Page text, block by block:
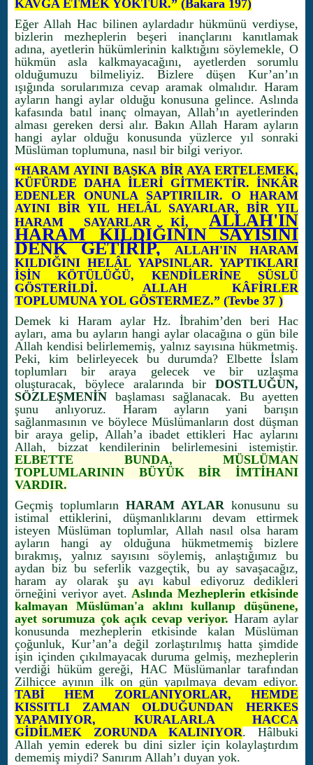
KAVGA ETMEK YOKTUR.” (Bakara 197)
Eğer Allah Hac bilinen aylardadır hükmünü verdiyse,
bizlerin mezheplerin beşeri inançlarını kanıtlamak
adına, ayetlerin hükümlerinin kalktığını söylemekle, O
hükmün asla kalkmayacağını, ayetlerden sorumlu
olduğumuzu bilmeliyiz. Bizlere düşen Kur’an’ın
ışığında sorularımıza cevap aramak olmalıdır. Haram
ayların hangi aylar olduğu konusuna gelince. Aslında
kafasında batıl inanç olmayan, Allah’ın ayetlerinden
alması gereken dersi alır. Bakın Allah Haram ayların
hangi aylar olduğu konusunda yüzlerce yıl sonraki
Müslüman toplumuna, nasıl bir bilgi veriyor.
“HARAM AYINI BAŞKA BİR AYA ERTELEMEK,
KÜFÜRDE DAHA İLERİ GİTMEKTİR. İNKÂR
EDENLER ONUNLA SAPTIRILIR. O HARAM
AYINI BİR YIL HELÂL SAYARLAR, BİR YIL
HARAM SAYARLAR Kİ, ALLAH'IN
HARAM KILDIĞININ SAYISINI
DENK GETİRİP,ALLAH'IN HARAM
KILDIĞINI HELÂL YAPSINLAR. YAPTIKLARI
İŞİN KÖTÜLÜĞÜ, KENDİLERİNE SÜSLÜ
GÖSTERİLDİ. ALLAH KÂFİRLER
TOPLUMUNA YOL GÖSTERMEZ.” (Tevbe 37 )
Demek ki Haram aylar Hz. İbrahim’den beri Hac
ayları, ama bu ayların hangi aylar olacağına o gün bile
Allah kendisi belirlememiş, yalnız sayısına hükmetmiş.
Peki, kim belirleyecek bu durumda? Elbette İslam
toplumları bir araya gelecek ve bir uzlaşma
oluşturacak, böylece aralarında bir DOSTLUĞUN,
SÖZLEŞMENİN başlaması sağlanacak. Bu ayetten
şunu anlıyoruz. Haram ayların yani barışın
sağlanmasının ve böylece Müslümanların dost düşman
bir araya gelip, Allah’a ibadet ettikleri Hac aylarını
Allah, bizzat kendilerinin belirlemesini istemiştir.
ELBETTE BUNDA, MÜSLÜMAN
TOPLUMLARININ BÜYÜK BİR İMTİHANI
VARDIR.
Geçmiş toplumların HARAM AYLARkonusunu su
istimal ettiklerini, düşmanlıklarını devam ettirmek
isteyen Müslüman toplumlar, Allah nasıl olsa haram
ayların hangi ay olduğuna hükmetmemiş bizlere
bırakmış, yalnız sayısını söylemiş, anlaştığımız bu
aydan biz bu seferlik vazgeçtik, bu ay savaşacağız,
haram ay olarak şu ayı kabul ediyoruz dedikleri
örneğini veriyor ayet.Aslında Mezheplerin etkisinde
kalmayan Müslüman'a aklını kullanıp düşünene,
ayet sorumuza çok açık cevap veriyor. Haram aylar
konusunda mezheplerin etkisinde kalan Müslüman
çoğunluk, Kur’an’a değil zorlaştırılmış hatta şimdide
işin içinden çıkılmayacak duruma gelmiş, mezheplerin
verdiği hüküm gereği, HAC Müslümanlar tarafından
Zilhicce ayının ilk on gün yapılmaya devam ediyor.
TABİ HEM ZORLANIYORLAR, HEMDE
KISSITLI ZAMAN OLDUĞUNDAN HERKES
YAPAMIYOR, KURALARLA HACCA
GİDİLMEK ZORUNDA KALINIYOR. Hâlbuki
Allah yemin ederek bu dini sizler için kolaylaştırdım
dememiş miydi? Sanırım Allah’ı duyan yok.